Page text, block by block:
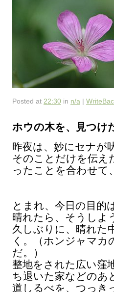
Posted at 22:30 in n/a |
ホウの木を、見つけ
昨夜は、妙にセナが
そのことだけを伝え
ったことを合わせて
とまれ、今日の目的
晴れたら、そうしよ
久しぶりに、晴れた
く。（ホンジャマカ
だ。）
整地をされた広い窪
ち退いた家などのあ
道しるべを、つっき